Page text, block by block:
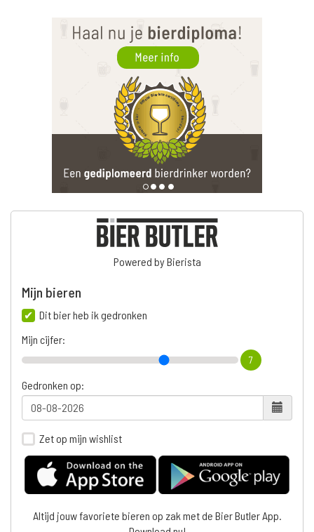
Powered by Bierista
Mijn bieren
Dit bier heb ik gedronken
Mijn cijfer:
7
Gedronken op:
Zet op mijn wishlist
Altijd jouw favoriete bieren op zak met de Bier Butler App.